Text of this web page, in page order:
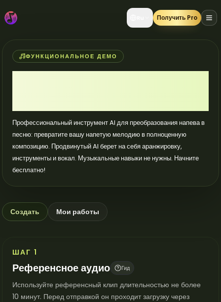
Получить Pro
ФУНКЦИОНАЛЬНОЕ ДЕМО
Профессиональный инструмент AI для преобразования напева в
песню: превратите вашу напетую мелодию в полноценную
композицию. Продвинутый AI берет на себя аранжировку,
инструменты и вокал. Музыкальные навыки не нужны. Начните
бесплатно!
Создать Мои работы
ШАГ 1
Референсное аудио Гид
Используйте референсный клип длительностью не более
10 минут. Перед отправкой он проходит загрузку через